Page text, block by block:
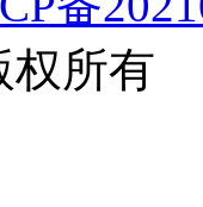
所有